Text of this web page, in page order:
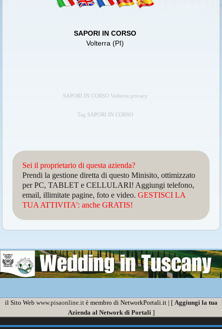
SAPORI IN CORSO
Volterra (PI)
SAPORI IN CORSO Volterra privacy
Tag SAPORI IN CORSO
Sei il proprietario di questa azienda?
Prendi la gestione diretta di questo Minisito, ottimizzato
per PC, TABLET e CELLULARI! Aggiungi telefono,
email, illimitate pagine, foto e video.GESTISCI LA
TUA ATTIVITA': anche GRATIS!
il Sito Web www.pisaonline.itè membro di NetworkPortali.it | [ Aggiungi la tua
Azienda al Network di Portali ]